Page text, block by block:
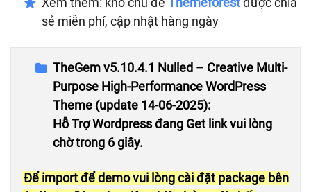
sẻ miễn phí, cập nhật hàng ngày
TheGem v5.10.4.1 Nulled – Creative Multi-
Purpose High-Performance WordPress
Theme (update 14-06-2025):
Hỗ Trợ Wordpress đang Get link vui lòng
chờ trong 5 giây.
Để import để demo vui lòng cài đặt package bên